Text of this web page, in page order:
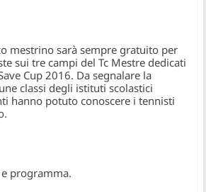
mestrino sarà sempre gratuito per
sui tre campi del Tc Mestre dedicati
Cup 2016. Da segnalare la
classi degli istituti scolastici
hanno potuto conoscere i tennisti
programma.